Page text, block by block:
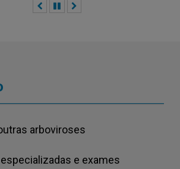
AnteriorPausar
arboviroses
e exames